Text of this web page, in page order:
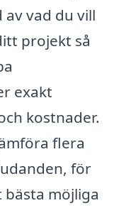
vad du vill
projekt så
exakt
kostnader.
flera
för
möjliga